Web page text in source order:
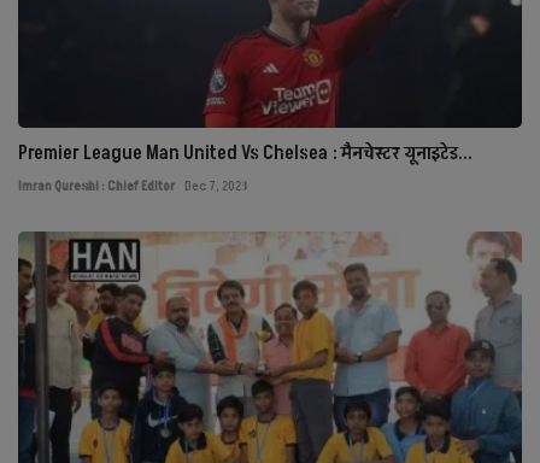
Premier League Man United Vs Chelsea : मैनचेस्टर यूनाइटेड...
Imran Qureshi : Chief Editor Dec 7, 2023